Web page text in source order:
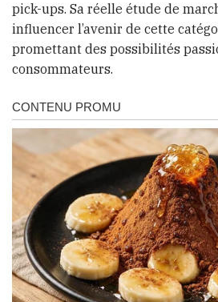
pick-ups. Sa réelle étude de
influencer l’avenir de cette
promettant des possibilités
consommateurs.